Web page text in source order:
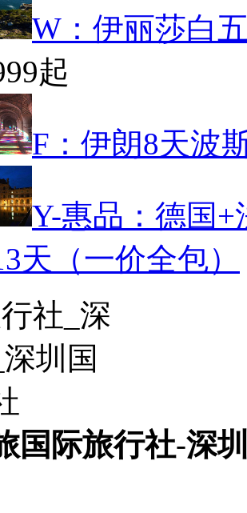
W：伊丽莎白
起
F：伊朗8天波
Y-惠品：德国+
天（一价全包）
国际旅行社-深